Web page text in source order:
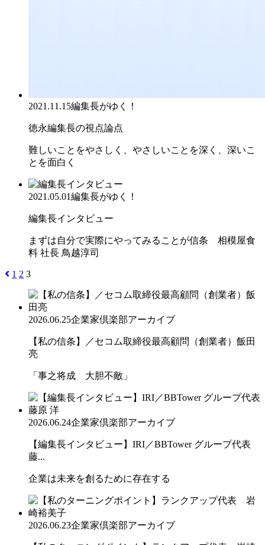
2021.11.15編集長がゆく！
徳永編集長の視点論点
難しいことをやさしく、やさしいことを深く、深いこ
とを面白く
2021.05.01編集長がゆく！
編集長インタビュー
まずは自分で実際にやってみることが信条 相模屋食
料 社長 鳥越淳司
1 2 3
2026.06.25企業家倶楽部アーカイブ
【私の信条】／セコム取締役最高顧問（創業者）飯田
亮
「事之将成 大胆不敵」
2026.06.24企業家倶楽部アーカイブ
【編集長インタビュー】IRI／BBTower グループ代表
藤...
企業は未来を創るために存在する
2026.06.23企業家倶楽部アーカイブ